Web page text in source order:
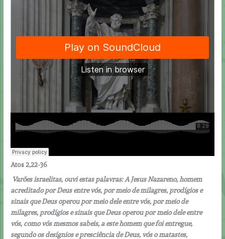
Atos 2,22-36
Varões israelitas, ouvi estas palavras: A Jesus Nazareno, homem
acreditado por Deus entre vós, por meio de milagres, prodígios e
sinais que Deus operou por meio dele entre vós, por meio de
milagres, prodígios e sinais que Deus operou por meio dele entre
vós, como vós mesmos sabeis, a este homem que foi entregue,
segundo os desígnios e presciência de Deus, vós o matastes,